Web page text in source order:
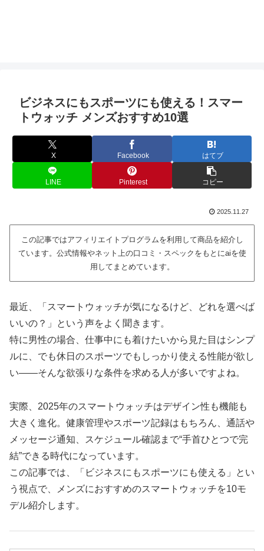
ビジネスにもスポーツにも使える！スマー
トウォッチ メンズおすすめ10選
X Facebook はてブ
LINE Pinterest コピー
2025.11.27
この記事ではアフィリエイトプログラムを利用して商品を紹介し
ています。公式情報やネット上の口コミ・スペックをもとにaiを使
用してまとめています。
最近、「スマートウォッチが気になるけど、どれを選べば
いいの？」という声をよく聞きます。
特に男性の場合、仕事中にも着けたいから見た目はシンプ
ルに、でも休日のスポーツでもしっかり使える性能が欲し
い――そんな欲張りな条件を求める人が多いですよね。
実際、2025年のスマートウォッチはデザイン性も機能も
大きく進化。健康管理やスポーツ記録はもちろん、通話や
メッセージ通知、スケジュール確認まで“手首ひとつで完
結”できる時代になっています。
この記事では、「ビジネスにもスポーツにも使える」とい
う視点で、メンズにおすすめのスマートウォッチを10モ
デル紹介します。